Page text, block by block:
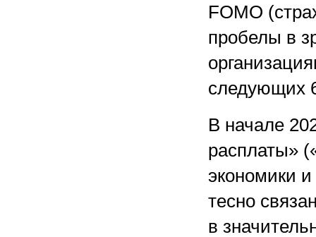
FOMO
пробелы в
следующих
В начале
расплаты»
экономики
тесно
в